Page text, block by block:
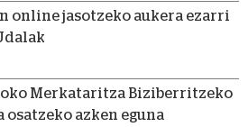
online jasotzeko aukera ezarri
Merkataritza Biziberritzeko
osatzeko azken eguna